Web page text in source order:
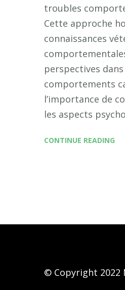
troubles
Cette approche
connaissances
perspectives
comportements
l’importance de
les aspects
CONTINUE READING
© Copyright 2022